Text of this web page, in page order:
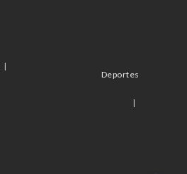
Deportes